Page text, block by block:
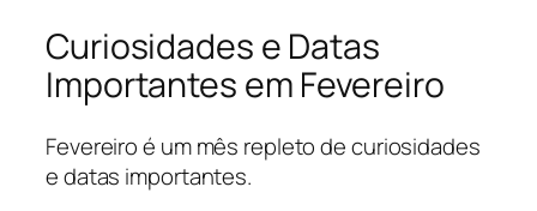
Curiosidades e Datas
Importantes em Fevereiro
Fevereiro é um mês repleto de curiosidades
e datas importantes.